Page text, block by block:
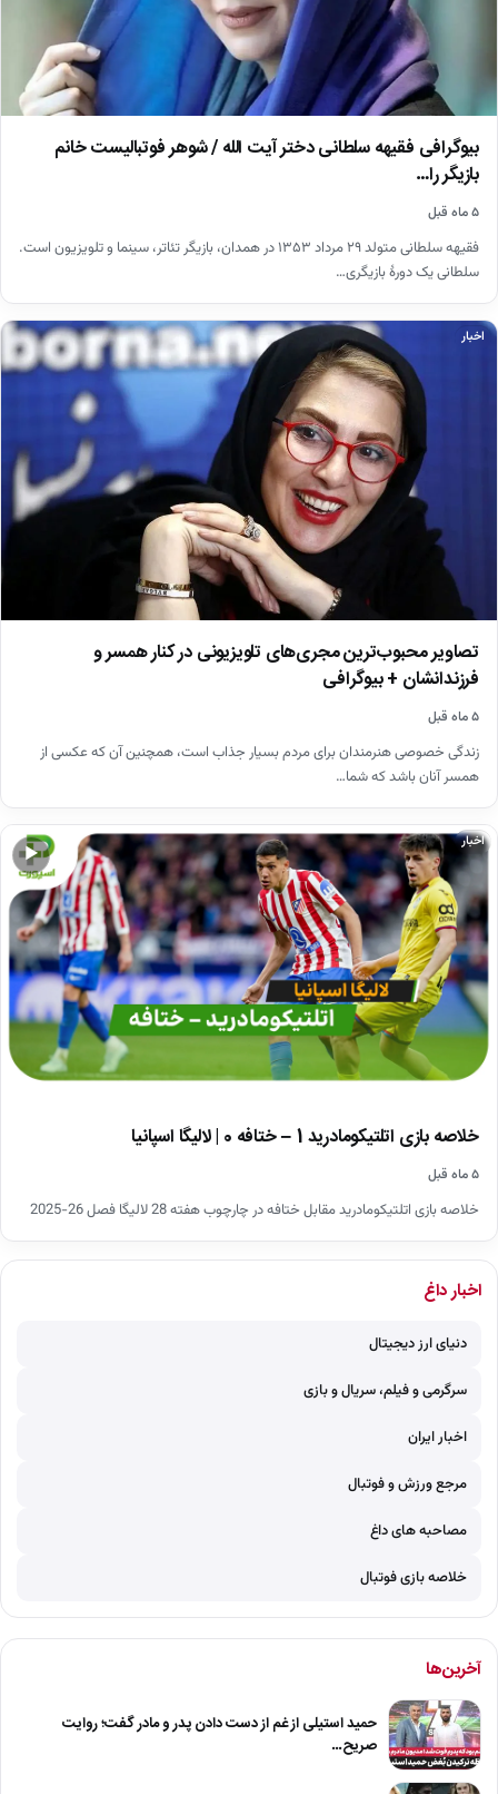
بیوگرافی فقیهه سلطانی دختر آیت الله / شوهر فوتبالیست خانم
بازیگر را…
۵ ماه قبل
فقیهه سلطانی متولد ۲۹ مرداد ۱۳۵۳ در همدان، بازیگر تئاتر، سینما و تلویزیون است.
سلطانی یک دورهٔ بازیگری…
اخبار
تصاویر محبوب‌ترین مجری‌های تلویزیونی در کنار همسر و
فرزندانشان + بیوگرافی
۵ ماه قبل
زندگی خصوصی هنرمندان برای مردم بسیار جذاب است، همچنین آن که عکسی از
همسر آنان باشد که شما…
▶
اخبار
خلاصه بازی اتلتیکومادرید 1 – ختافه 0 | لالیگا اسپانیا
۵ ماه قبل
خلاصه بازی اتلتیکومادرید مقابل ختافه در چارچوب هفته 28 لالیگا فصل 26-2025
اخبار داغ
دنیای ارز دیجیتال
سرگرمی و فیلم، سریال و بازی
اخبار ایران
مرجع ورزش و فوتبال
مصاحبه های داغ
خلاصه بازی فوتبال
آخرین‌ها
حمید استیلی از غم از دست دادن پدر و مادر گفت؛ روایت
صریح…